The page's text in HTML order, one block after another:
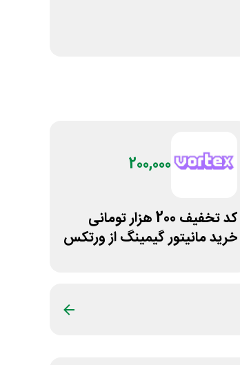
200,000
کد تخفیف 200 هزار تومانی
خرید مانیتور گیمینگ از ورتکس